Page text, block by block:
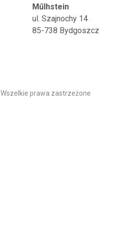
Műlhstein
ul. Szajnochy 14
85-738 Bydgoszcz
Wszelkie prawa zastrzeżone